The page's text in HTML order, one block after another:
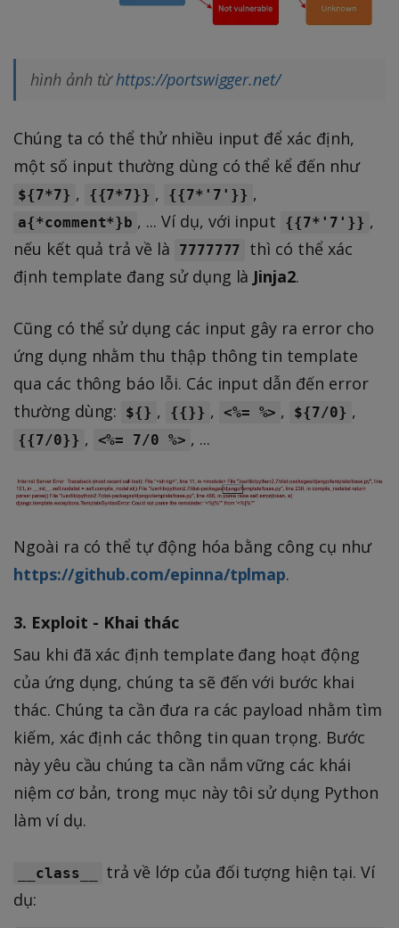
hình ảnh từhttps://portswigger.net/
Chúng ta có thể thử nhiều input để xác định,
một số input thường dùng có thể kể đến như
${7*7} , {{7*7}} , {{7*'7'}} ,
a{*comment*}b , ... Ví dụ, với input {{7*'7'}} ,
nếu kết quả trả về là
7777777
thì có thể xác
định template đang sử dụng là Jinja2.
Cũng có thể sử dụng các input gây ra error cho
ứng dụng nhằm thu thập thông tin template
qua các thông báo lỗi. Các input dẫn đến error
thường dùng:
${} , {{}} , <%= %> , ${7/0} ,
{{7/0}} , <%= 7/0 %> , ...
Ngoài ra có thể tự động hóa bằng công cụ như
https://github.com/epinna/tplmap.
3. Exploit - Khai thác
Sau khi đã xác định template đang hoạt động
của ứng dụng, chúng ta sẽ đến với bước khai
thác. Chúng ta cần đưa ra các payload nhằm tìm
kiếm, xác định các thông tin quan trọng. Bước
này yêu cầu chúng ta cần nắm vững các khái
niệm cơ bản, trong mục này tôi sử dụng Python
làm ví dụ.
__class__
trả về lớp của đối tượng hiện tại. Ví
dụ: